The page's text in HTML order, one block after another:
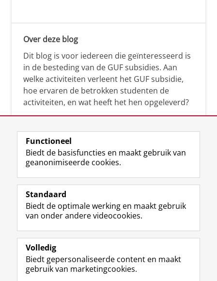
Over deze blog
Dit blog is voor iedereen die geïnteresseerd is
in de besteding van de GUF subsidies. Aan
welke activiteiten verleent het GUF subsidie,
hoe ervaren de betrokken studenten de
activiteiten, en wat heeft het hen opgeleverd?
Volg de RUG
F
a
e
b
o
p
a
L
i
k
e
I
-
p
R
S
-
f
e
R
I
n
t
r
m
Y
o
T
e
k
Studiekiezers
Alumni
Over ons
Functioneel
Biedt de basisfuncties en maakt gebruik van
geanonimiseerde cookies.
Standaard
Biedt de optimale werking en maakt gebruik
van onder andere videocookies.
Volledig
Biedt gepersonaliseerde content en maakt
gebruik van marketingcookies.